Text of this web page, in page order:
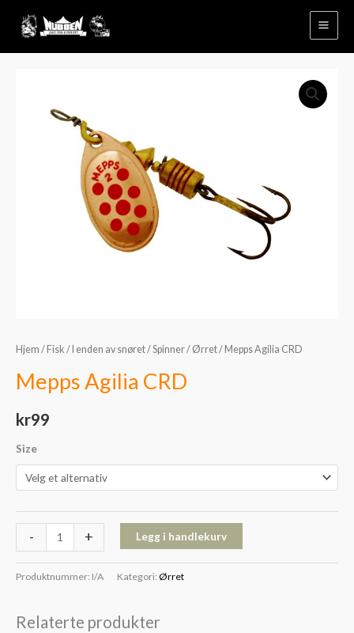
Hjem / Fisk / I enden av snøret/Spinner/ Ørret/ Mepps Agilia CRD
Mepps Agilia CRD
kr99
Size
- + Legg i handlekurv
Produktnummer: I/A Kategori: Ørret
Relaterte produkter